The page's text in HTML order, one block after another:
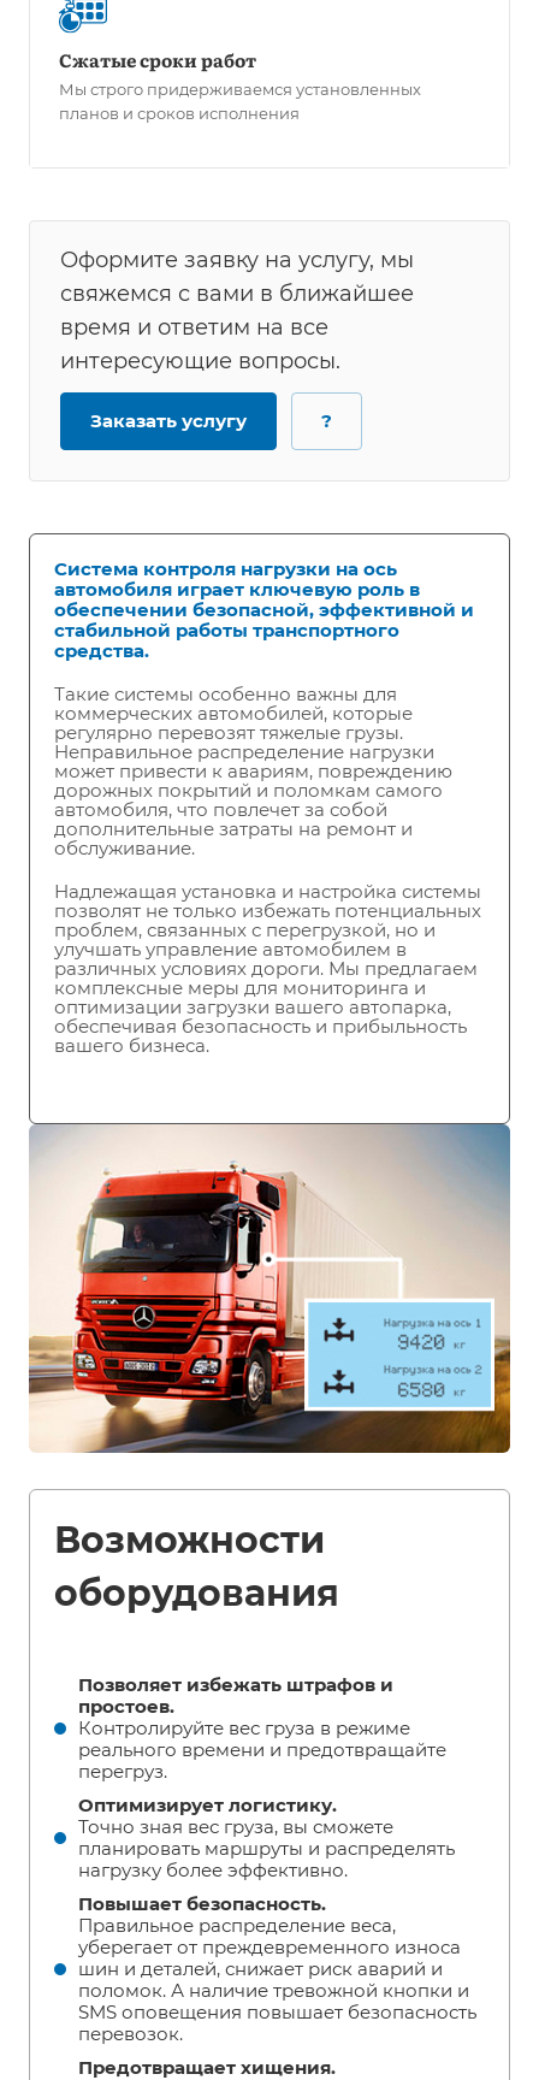
Сжатые сроки работ
Мы строго придерживаемся установленных
планов и сроков исполнения
Оформите заявку на услугу, мы
свяжемся с вами в ближайшее
время и ответим на все
интересующие вопросы.
Заказать услугу ?
Система контроля нагрузки на ось
автомобиля играет ключевую роль в
обеспечении безопасной, эффективной и
стабильной работы транспортного
средства.
Такие системы особенно важны для
коммерческих автомобилей, которые
регулярно перевозят тяжелые грузы.
Неправильное распределение нагрузки
может привести к авариям, повреждению
дорожных покрытий и поломкам самого
автомобиля, что повлечет за собой
дополнительные затраты на ремонт и
обслуживание.
Надлежащая установка и настройка системы
позволят не только избежать потенциальных
проблем, связанных с перегрузкой, но и
улучшать управление автомобилем в
различных условиях дороги. Мы предлагаем
комплексные меры для мониторинга и
оптимизации загрузки вашего автопарка,
обеспечивая безопасность и прибыльность
вашего бизнеса.
Возможности
оборудования
Позволяет избежать штрафов и
простоев.
Контролируйте вес груза в режиме
реального времени и предотвращайте
перегруз.
Оптимизирует логистику.
Точно зная вес груза, вы сможете
планировать маршруты и распределять
нагрузку более эффективно.
Повышает безопасность.
Правильное распределение веса,
уберегает от преждевременного износа
шин и деталей, снижает риск аварий и
поломок. А наличие тревожной кнопки и
SMS оповещения повышает безопасность
перевозок.
Предотвращает хищения.